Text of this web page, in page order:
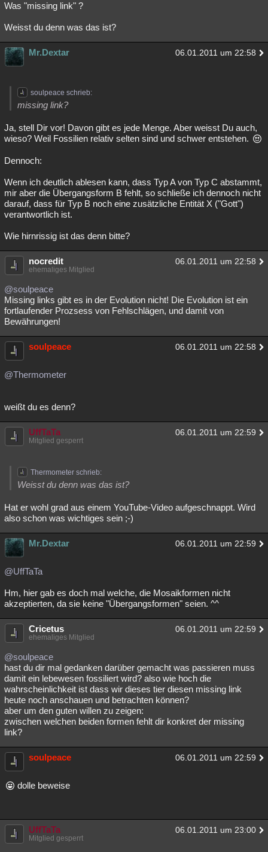
Was "missing link" ?
Weisst du denn was das ist?
Mr.Dextar 06.01.2011 um 22:58
soulpeace schrieb:
missing link?
Ja, stell Dir vor! Davon gibt es jede Menge. Aber weisst Du auch,
wieso? Weil Fossilien relativ selten sind und schwer entstehen.
Dennoch:
Wenn ich deutlich ablesen kann, dass Typ A von Typ C abstammt,
mir aber die Übergangsform B fehlt, so schließe ich dennoch nicht
darauf, dass für Typ B noch eine zusätzliche Entität X ("Gott")
verantwortlich ist.
Wie hirnrissig ist das denn bitte?
nocredit 06.01.2011 um 22:58
ehemaliges Mitglied
@soulpeace
Missing links gibt es in der Evolution nicht! Die Evolution ist ein
fortlaufender Prozsess von Fehlschlägen, und damit von
Bewährungen!
soulpeace 06.01.2011 um 22:58
@Thermometer
weißt du es denn?
UffTaTa 06.01.2011 um 22:59
Mitglied gesperrt
Thermometer schrieb:
Weisst du denn was das ist?
Hat er wohl grad aus einem YouTube-Video aufgeschnappt. Wird
also schon was wichtiges sein ;-)
Mr.Dextar 06.01.2011 um 22:59
@UffTaTa
Hm, hier gab es doch mal welche, die Mosaikformen nicht
akzeptierten, da sie keine "Übergangsformen" seien. ^^
Cricetus 06.01.2011 um 22:59
ehemaliges Mitglied
@soulpeace
hast du dir mal gedanken darüber gemacht was passieren muss
damit ein lebewesen fossiliert wird? also wie hoch die
wahrscheinlichkeit ist dass wir dieses tier diesen missing link
heute noch anschauen und betrachten können?
aber um den guten willen zu zeigen:
zwischen welchen beiden formen fehlt dir konkret der missing
link?
soulpeace 06.01.2011 um 22:59
dolle beweise
UffTaTa 06.01.2011 um 23:00
Mitglied gesperrt